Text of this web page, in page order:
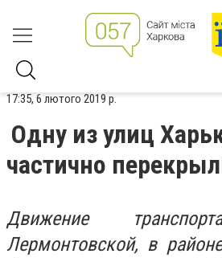
17:35, 6 лютого 2019 р.
Одну из улиц
частично
Движение
Лермонтовской, в